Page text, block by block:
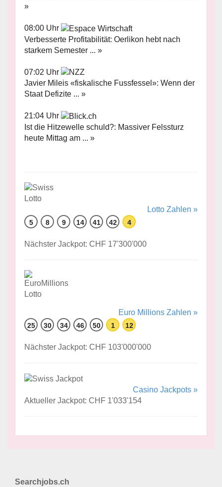
»
08:00 Uhr
Verbesserte Profitabilität: Oerlikon hebt nach
starkem Semester ... »
07:02 Uhr
Javier Mileis «fiskalische Fussfessel»: Wenn der
Staat Defizite ... »
21:04 Uhr
Ist die Hitzewelle schuld?: Massiver Felssturz
heute Mittag am ... »
Lotto Zahlen »
5 8 9 14 41 42 4
Nächster Jackpot: CHF 17'300'000
Euro Millions Zahlen »
25 30 34 46 50 1 12
Nächster Jackpot: CHF 103'000'000
Casino Jackpots »
Aktueller Jackpot: CHF 1'033'154
Searchjobs.ch